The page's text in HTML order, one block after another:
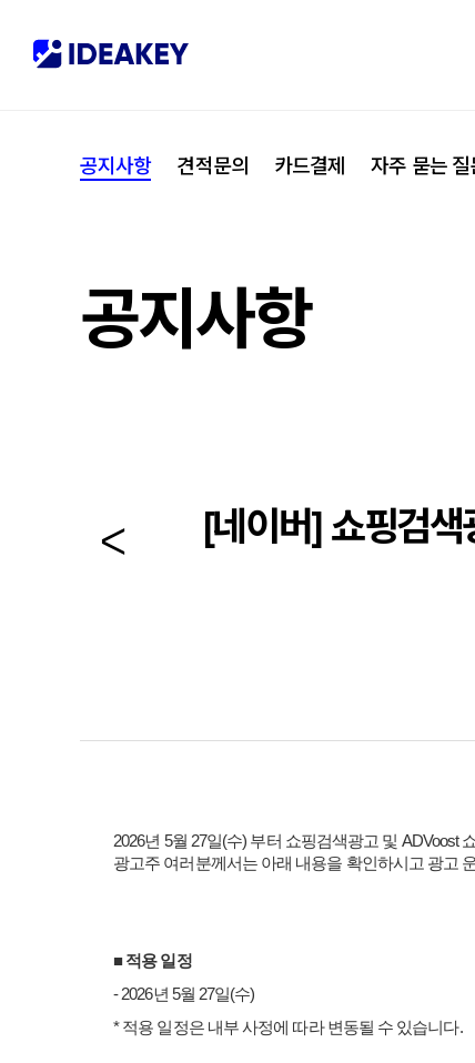
공지사항 견적문의 카드결제 자주 묻는 질
공지사항
[네이버] 쇼핑검
2026년 5월 27일(수) 부터 쇼핑검색광고 및 ADVoost
광고주 여러분께서는 아래 내용을 확인하시고 광고
■적용 일정
- 2026년 5월 27일(수)
*적용 일정은 내부 사정에 따라 변동될 수 있습니다.